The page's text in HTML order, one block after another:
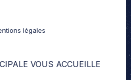
légales
VOUS ACCUEILLE